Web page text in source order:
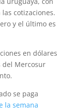
cotizaciones.
y el último es
en dólares
del Mercosur
se paga
la semana